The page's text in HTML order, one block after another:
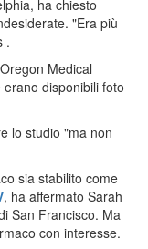
ha chiesto
"Era più
.
Medical
disponibili foto
lo studio "ma non
sia stabilito come
, ha affermato Sarah
San Francisco. Ma
con interesse.